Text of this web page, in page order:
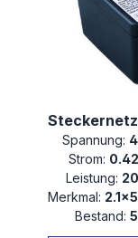
Spannung:
Strom:
Leistung:
Merkmal:
Bestand: